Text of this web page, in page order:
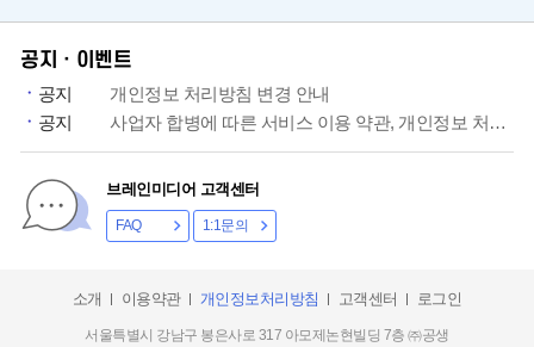
공지ㆍ이벤트
공지
개인정보 처리방침 변경 안내
공지
사업자 합병에 따른 서비스 이용 약관, 개인정보 처리방침 개정 안내
브레인미디어 고객센터
FAQ 1:1문의
소개 이용약관 개인정보처리방침 고객센터 로그인
서울특별시 강남구 봉은사로 317 아모제논현빌딩 7층 ㈜공생